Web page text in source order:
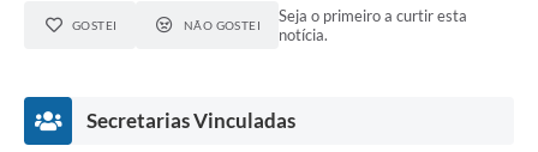
GOSTEI NÃO GOSTEI
Seja o primeiro a curtir esta
notícia.
Secretarias Vinculadas